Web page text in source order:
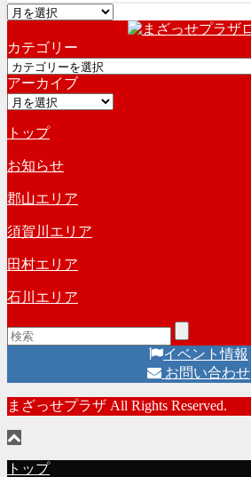
ア
カ
イ
ブ
カテゴリー
カ
テ
ゴ
ー
アーカイブ
ア
カ
イ
ブ
トップ
お知らせ
郡山エリア
須賀川エリア
田村エリア
石川エリア
イベント情報
お問い合わせ
まざっせプラザ All Rights Reserved.
トップ